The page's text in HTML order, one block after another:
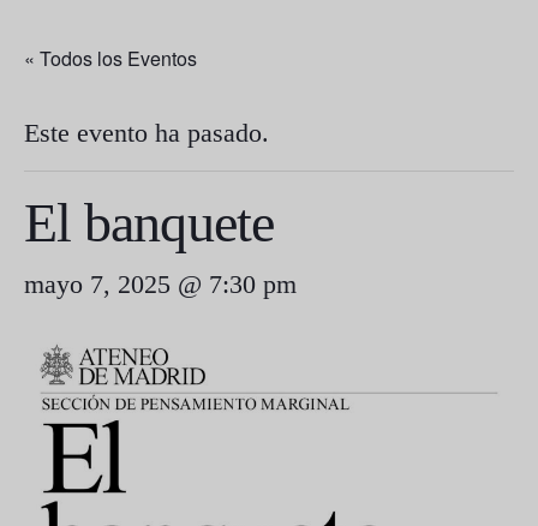
« Todos los Eventos
Este evento ha pasado.
El banquete
mayo 7, 2025 @ 7:30 pm